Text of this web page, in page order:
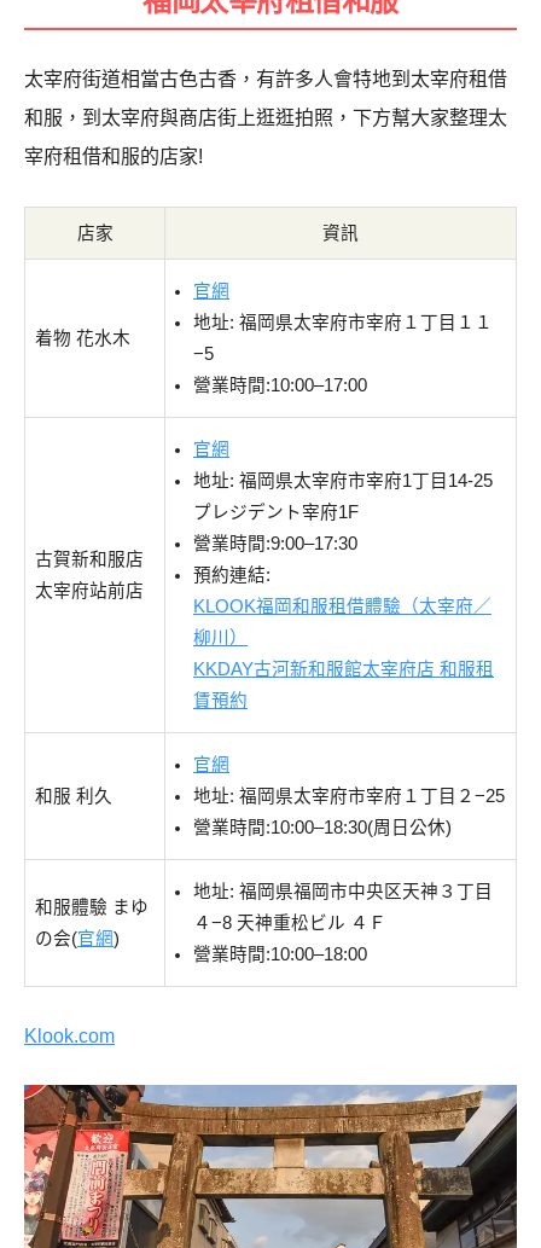
太宰府街道相當古色古香，有許多人會特地到太宰府租借
和服，到太宰府與商店街上逛逛拍照，下方幫大家整理太
宰府租借和服的店家!
店家 資訊
着物 花水木
官網
地址: 福岡県太宰府市宰府１丁目１１
−5
營業時間:10:00–17:00
古賀新和服店
太宰府站前店
官網
地址: 福岡県太宰府市宰府1丁目14-25
プレジデント宰府1F
營業時間:9:00–17:30
預約連結:
KLOOK福岡和服租借體驗（太宰府／
柳川）
KKDAY古河新和服館太宰府店 和服租
賃預約
和服 利久
官網
地址: 福岡県太宰府市宰府１丁目２−25
營業時間:10:00–18:30(周日公休)
和服體驗 まゆ
の会(官網)
地址: 福岡県福岡市中央区天神３丁目
４−8 天神重松ビル ４Ｆ
營業時間:10:00–18:00
Klook.com